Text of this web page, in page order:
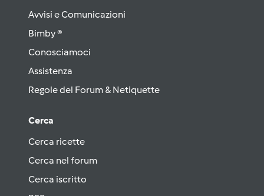
Avvisi e Comunicazioni
Bimby ®
Conosciamoci
Assistenza
Regole del Forum & Netiquette
Cerca
Cerca ricette
Cerca nel forum
Cerca iscritto